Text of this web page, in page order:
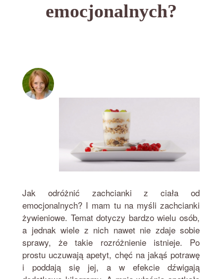
emocjonalnych?
Jak odróżnić zachcianki z ciała od
emocjonalnych? I mam tu na myśli zachcianki
żywieniowe. Temat dotyczy bardzo wielu osób,
a jednak wiele z nich nawet nie zdaje sobie
sprawy, że takie rozróżnienie istnieje. Po
prostu uczuwają apetyt, chęć na jakąś potrawę
i poddają się jej, a w efekcie dźwigają